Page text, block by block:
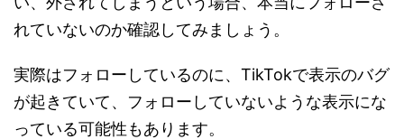
れていないのか確認してみましょう。
実際はフォローしているのに、TikTokで表示のバグ
が起きていて、フォローしていないような表示にな
っている可能性もあります。